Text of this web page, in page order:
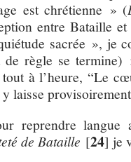
est chrétienne » (
entre Bataille
sacrée », je
de règle se
à l’heure, “Le
laisse
reprendre langue
de Bataille [24] je